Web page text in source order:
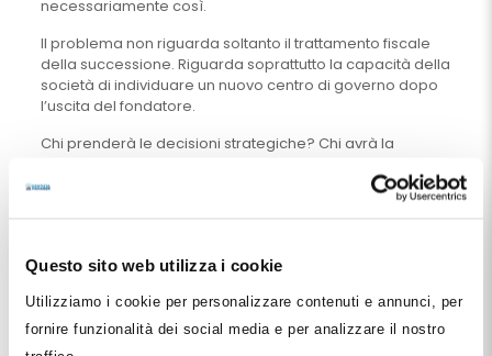
Questo sito web utilizza i cookie
Utilizziamo i cookie per personalizzare contenuti e annunci, per
fornire funzionalità dei social media e per analizzare il nostro
necessariamente così.
Il problema non riguarda soltanto il trattamento fiscale
della successione. Riguarda soprattutto la capacità della
società di individuare un nuovo centro di governo dopo
l’uscita del fondatore.
Chi prenderà le decisioni strategiche? Chi avrà la
della struttura? Chi avrà il potere di risolvere eventuali
passaggio generazionale dovrebbe affrontare.
Come pianificare il passaggio
generazionale di una società
odontoiatrica